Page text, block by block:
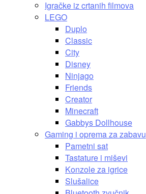
Igračke iz crtanih filmova
LEGO
Duplo
Classic
City
Disney
Ninjago
Friends
Creator
Minecraft
Gabbys Dollhouse
Gaming i oprema za zabavu
Pametni sat
Tastature i miševi
Konzole za igrice
Slušalice